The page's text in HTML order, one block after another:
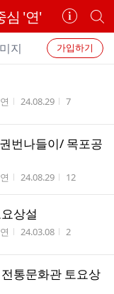
심 '연'
카
페
정
보
개
별
카
페
가입하기
지
작성시간
24.08.29 조회수
7
번나들이/ 목포공
작성시간
24.08.29 조회수
12
상설
작성시간
24.03.08 조회수
2
통문화관 토요상